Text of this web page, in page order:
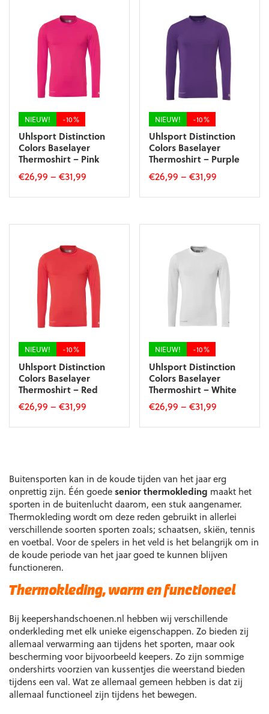
optie
gekozen
worden
productpagina
Deze
optie
gekozen
worden
productpagina
NIEUW! -10%
Uhlsport Distinction
Colors Baselayer
Thermoshirt – Pink
€26,99 – €31,99
optie
gekozen
worden
productpagina
NIEUW! -10%
Uhlsport Distinction
Colors Baselayer
Thermoshirt – Purple
€26,99 –€31,99
optie
gekozen
worden
productpagina
NIEUW! -10%
Uhlsport Distinction
Colors Baselayer
Thermoshirt – Red
€26,99 – €31,99
variaties.
Deze
optie
kan
gekozen
worden
op
de
productpagina
NIEUW! -10%
Uhlsport Distinction
Colors Baselayer
Thermoshirt – White
€26,99 –€31,99
variaties.
Deze
optie
kan
gekozen
worden
op
de
Buitensporten kan in de koude tijden van het jaar erg
onprettig zijn. Één goedesenior thermokleding maakt het
sporten in de buitenlucht daarom, een stuk aangenamer.
Thermokleding wordt om deze reden gebruikt in allerlei
verschillende soorten sporten zoals; schaatsen, skiën, tennis
en voetbal. Voor de spelers in het veld is het belangrijk om in
de koude periode van het jaar goed te kunnen blijven
functioneren.
Thermokleding, warm en functioneel
Bij keepershandschoenen.nl hebben wij verschillende
onderkleding met elk unieke eigenschappen. Zo bieden zij
allemaal verwarming aan tijdens het sporten, maar ook
bescherming voor bijvoorbeeld keepers. Zo zijn sommige
ondershirts voorzien van kussentjes die weerstand bieden
tijdens een val. Wat ze allemaal gemeen hebben is dat zij
allemaal functioneel zijn tijdens het bewegen.